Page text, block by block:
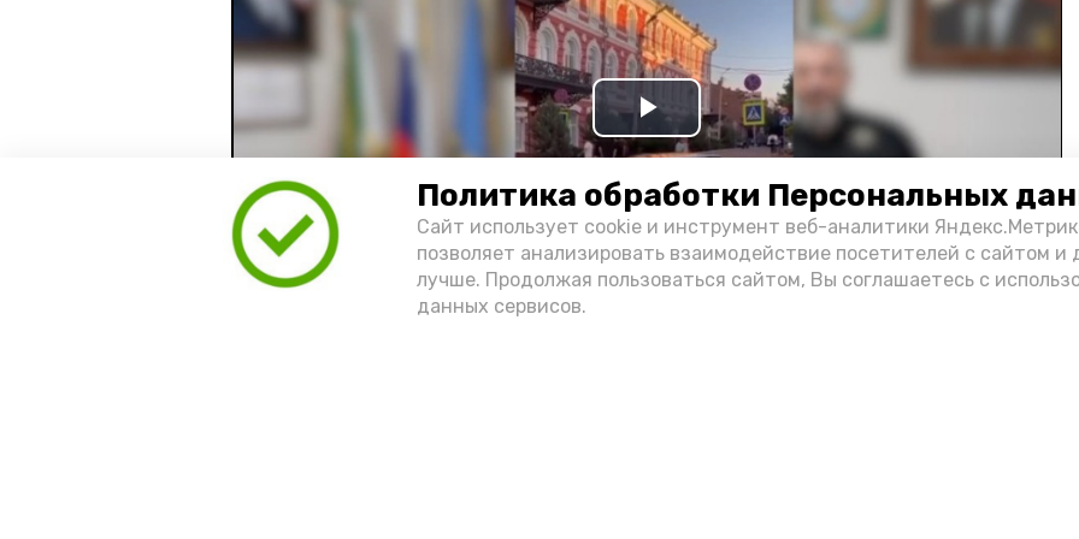
Политика обработки Персональных
Сайт использует cookie и инструмент веб-аналитики
позволяет анализировать взаимодействие посетителей с сайтом и
лучше. Продолжая пользоваться сайтом, Вы соглашаетесь с
данных сервисов.
Play
Video